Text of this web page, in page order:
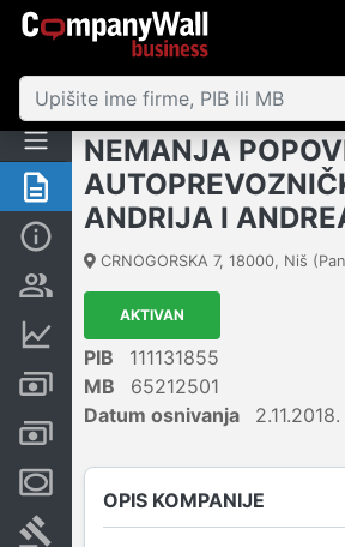
Rezime
Osnovni podaci
Finansijski podaci
Kreditni limit kompanije
Sudski sporovi
NEMANJA
ANDRIJA I
CRNOGORSKA 7, 18000, Niš
AKTIVAN
PIB
111131855
MB
65212501
Datum osnivanja
2.11.2018.
OPIS KOMPANIJE